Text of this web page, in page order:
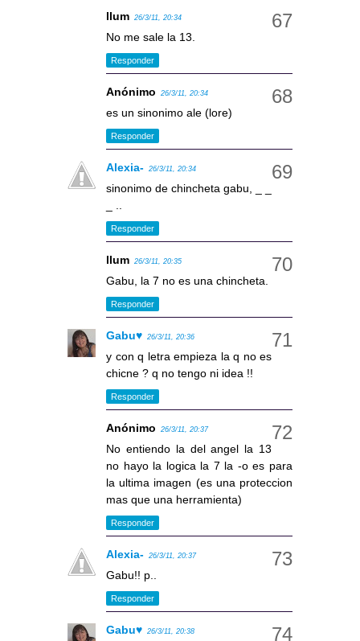
llum 26/3/11, 20:34
No me sale la 13.
Responder
Anónimo 26/3/11, 20:34
es un sinonimo ale (lore)
Responder
Alexia- 26/3/11, 20:34
sinonimo de chincheta gabu, _ _
_ ..
Responder
llum 26/3/11, 20:35
Gabu, la 7 no es una chincheta.
Responder
Gabu♥ 26/3/11, 20:36
y con q letra empieza la q no es
chicne ? q no tengo ni idea !!
Responder
Anónimo 26/3/11, 20:37
No entiendo la del angel la 13
no hayo la logica la 7 la -o es para
la ultima imagen (es una proteccion
mas que una herramienta)
Responder
Alexia- 26/3/11, 20:37
Gabu!! p..
Responder
Gabu♥ 26/3/11, 20:38